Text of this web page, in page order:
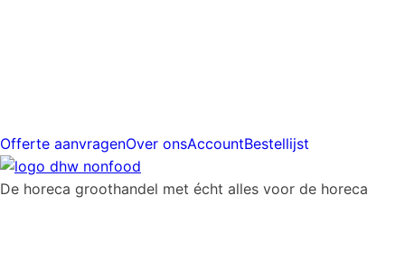
Offerte aanvragenOver onsAccountBestellijst
De horeca groothandel met écht alles voor de horeca